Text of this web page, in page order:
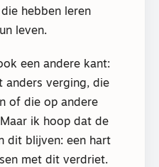
hebben leren
leven.
een andere kant:
anders verging, die
of die op andere
ik hoop dat de
dit blijven: een hart
met dit verdriet.